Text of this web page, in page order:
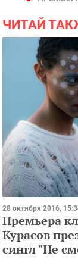
ЧИТАЙ
28 октября 2016,
Премьера
Курасов
сингл "Не